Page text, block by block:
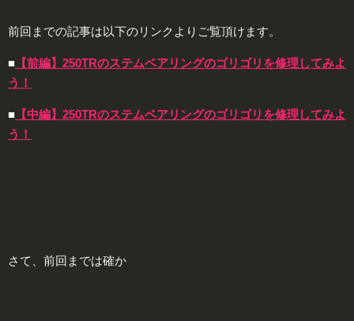
前回までの記事は以下のリンクよりご覧頂けます。
■ 【前編】250TRのステムベアリングのゴリゴリを修理してみよ
う！
■ 【中編】250TRのステムベアリングのゴリゴリを修理してみよ
う！
さて、前回までは確か